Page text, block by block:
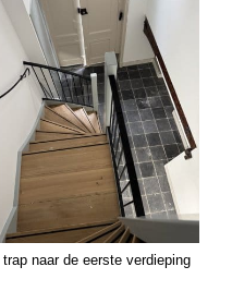
naar de eerste verdieping